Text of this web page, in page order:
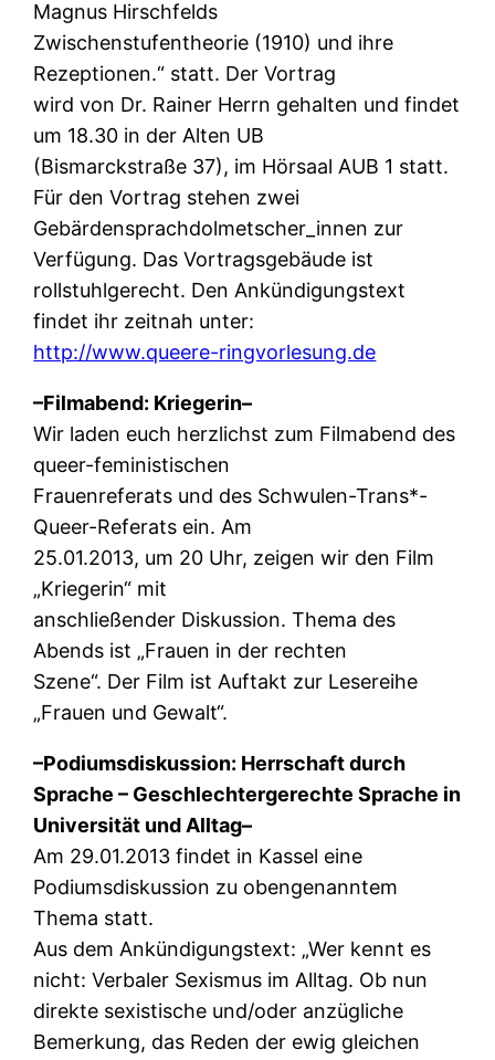
Magnus Hirschfelds
Zwischenstufentheorie (1910) und ihre
Rezeptionen.“ statt. Der Vortrag
wird von Dr. Rainer Herrn gehalten und findet
um 18.30 in der Alten UB
(Bismarckstraße 37), im Hörsaal AUB 1 statt.
Für den Vortrag stehen zwei
Gebärdensprachdolmetscher_innen zur
Verfügung. Das Vortragsgebäude ist
rollstuhlgerecht. Den Ankündigungstext
findet ihr zeitnah unter:
http://www.queere-ringvorlesung.de
–Filmabend: Kriegerin–
Wir laden euch herzlichst zum Filmabend des
queer-feministischen
Frauenreferats und des Schwulen-Trans*-
Queer-Referats ein. Am
25.01.2013, um 20 Uhr, zeigen wir den Film
„Kriegerin“ mit
anschließender Diskussion. Thema des
Abends ist „Frauen in der rechten
Szene“. Der Film ist Auftakt zur Lesereihe
„Frauen und Gewalt“.
–Podiumsdiskussion: Herrschaft durch
Sprache – Geschlechtergerechte Sprache in
Universität und Alltag–
Am 29.01.2013 findet in Kassel eine
Podiumsdiskussion zu obengenanntem
Thema statt.
Aus dem Ankündigungstext: „Wer kennt es
nicht: Verbaler Sexismus im Alltag. Ob nun
direkte sexistische und/oder anzügliche
Bemerkung, das Reden der ewig gleichen